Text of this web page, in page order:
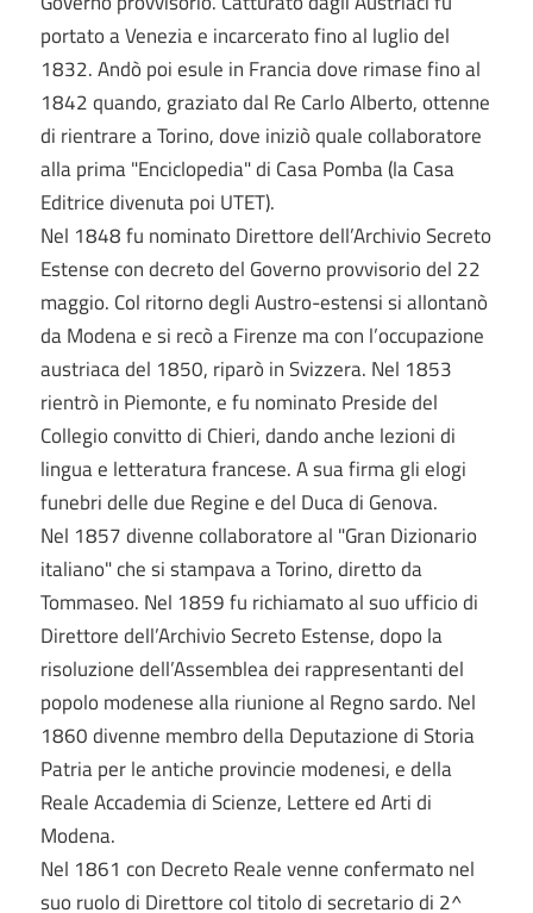
portato a Venezia e incarcerato fino al luglio del
1832. Andò poi esule in Francia dove rimase fino al
1842 quando, graziato dal Re Carlo Alberto, ottenne
di rientrare a Torino, dove iniziò quale collaboratore
alla prima "Enciclopedia" di Casa Pomba (la Casa
Editrice divenuta poi UTET).
Nel 1848 fu nominato Direttore dell’Archivio Secreto
Estense con decreto del Governo provvisorio del 22
maggio. Col ritorno degli Austro-estensi si allontanò
da Modena e si recò a Firenze ma con l’occupazione
austriaca del 1850, riparò in Svizzera. Nel 1853
rientrò in Piemonte, e fu nominato Preside del
Collegio convitto di Chieri, dando anche lezioni di
lingua e letteratura francese. A sua firma gli elogi
funebri delle due Regine e del Duca di Genova.
Nel 1857 divenne collaboratore al "Gran Dizionario
italiano" che si stampava a Torino, diretto da
Tommaseo. Nel 1859 fu richiamato al suo ufficio di
Direttore dell’Archivio Secreto Estense, dopo la
risoluzione dell’Assemblea dei rappresentanti del
popolo modenese alla riunione al Regno sardo. Nel
1860 divenne membro della Deputazione di Storia
Patria per le antiche provincie modenesi, e della
Reale Accademia di Scienze, Lettere ed Arti di
Modena.
Nel 1861 con Decreto Reale venne confermato nel
suo ruolo di Direttore col titolo di secretario di 2^